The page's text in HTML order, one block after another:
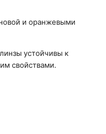
и оранжевыми
устойчивы к
свойствами.